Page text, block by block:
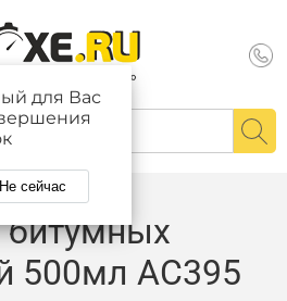
для Вас
Не сейчас
битумных
500мл AC395